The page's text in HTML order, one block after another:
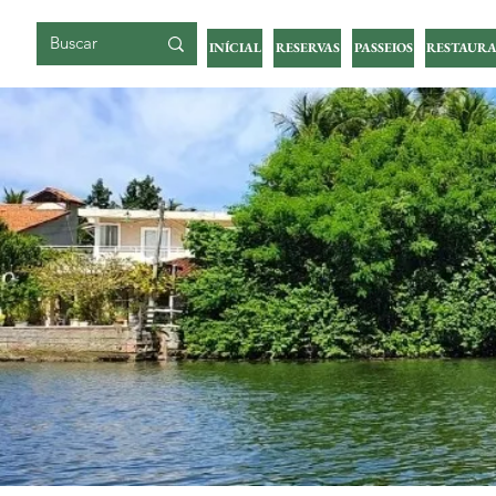
INÍCIAL RESERVAS PASSEIOS